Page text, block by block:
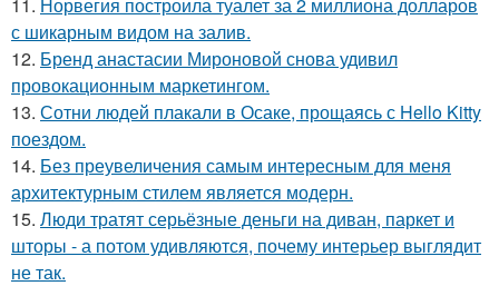
с шикарным видом на залив.
12. Бренд анастасии Мироновой снова удивил
провокационным маркетингом.
13. Сотни людей плакали в Осаке, прощаясь с Hello Kitty
поездом.
14. Без преувеличения самым интересным для меня
архитектурным стилем является модерн.
15. Люди тратят серьёзные деньги на диван, паркет и
шторы - а потом удивляются, почему интерьер выглядит
не так.